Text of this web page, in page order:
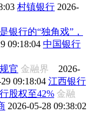
村镇银行 2026-
银行的“独角戏”，
09:18:04 中国银行
官 金融界 2026-
09:18:04 江西银行
股权至42% 金融
2026-05-28 09:38:02